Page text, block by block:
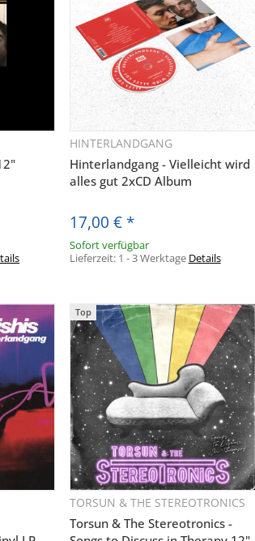
Schnellkauf
HINTERLANDGANG
Hinterlandgang - Vielleicht wird
alles gut 2xCD Album
17,00 € *
Sofort verfügbar
Lieferzeit: 1 - 3 Werktage Details
Top
Schnellkauf
TORSUN & THE STEREOTRONICS
Torsun & The Stereotronics -
DIE NEUESTEN AUDIOLITH
REGISTRIERE DICH JETZT!
dass die Audiolith International